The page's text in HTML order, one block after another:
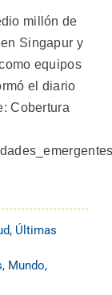
millón de
Singapur y
equipos
el diario
Cobertura
, Últimas
, Mundo,